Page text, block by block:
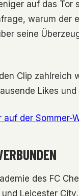
auf das
warum der
seine
Clip zahlreich
Likes und
auf der Sommer-
des FC
Leicester